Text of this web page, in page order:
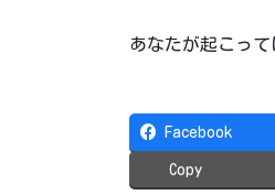
あなたが起こっ
Facebook
Copy